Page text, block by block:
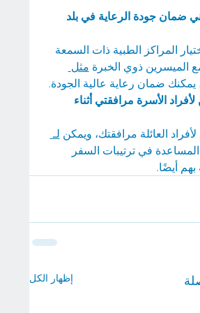
ضمان جودة الرعاية في بلد
المراكز الطبية ذات السمعة
الميسرين ذوي الخبرة مثل
يمكنك ضمان رعاية عالية الجودة.
لأفراد الأسرة مرافقتي أثناء
لـ
المساعدة في ترتيبات السفر
بهم أيضًا.
إظهار الكل